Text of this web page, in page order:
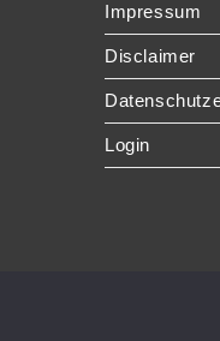
Impressum
Disclaimer
Login